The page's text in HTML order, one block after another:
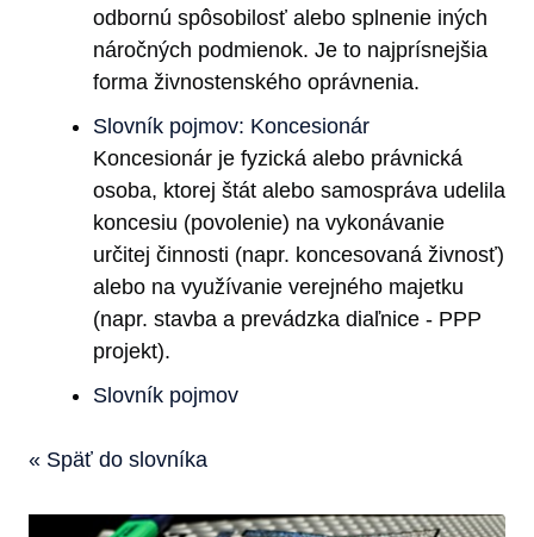
odbornú spôsobilosť alebo splnenie iných
náročných podmienok. Je to najprísnejšia
forma živnostenského oprávnenia.
Slovník pojmov: Koncesionár
Koncesionár je fyzická alebo právnická
osoba, ktorej štát alebo samospráva udelila
koncesiu (povolenie) na vykonávanie
určitej činnosti (napr. koncesovaná živnosť)
alebo na využívanie verejného majetku
(napr. stavba a prevádzka diaľnice - PPP
projekt).
Slovník pojmov
« Späť do slovníka